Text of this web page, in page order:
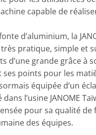
capable de
d’aluminium, la
pratique, simple et
d’une grande grâce à
points pour les
équipée d’un
l’usine JANOME
pour sa qualité de
des équipes.